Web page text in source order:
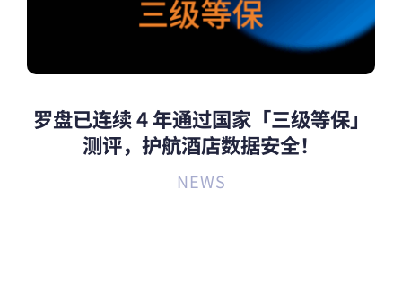
罗盘已连续 4 年通过国家「三级等保」
测评，护航酒店数据安全！
NEWS